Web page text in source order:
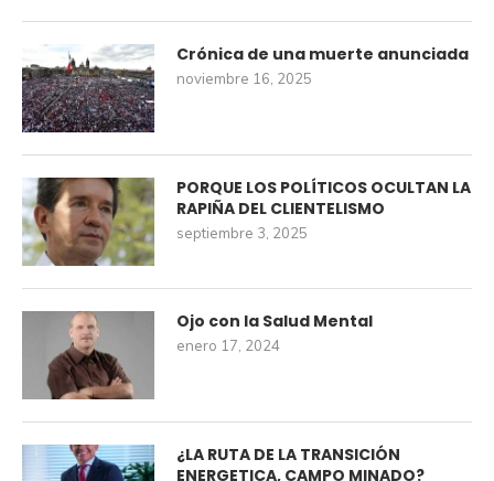
Crónica de una muerte anunciada
noviembre 16, 2025
PORQUE LOS POLÍTICOS OCULTAN LA
RAPIÑA DEL CLIENTELISMO
septiembre 3, 2025
Ojo con la Salud Mental
enero 17, 2024
¿LA RUTA DE LA TRANSICIÓN
ENERGETICA, CAMPO MINADO?